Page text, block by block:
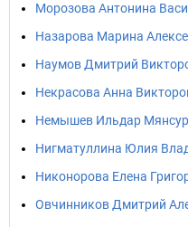
Морозова Антонина
Назарова Марина
Наумов Дмитрий
Некрасова Анна
Немышев Ильдар
Нигматуллина Юлия
Никонорова Елена
Овчинников Дмитрий